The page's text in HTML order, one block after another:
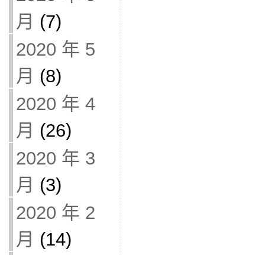
月 (7)
2020 年 5
月 (8)
2020 年 4
月 (26)
2020 年 3
月 (3)
2020 年 2
月 (14)